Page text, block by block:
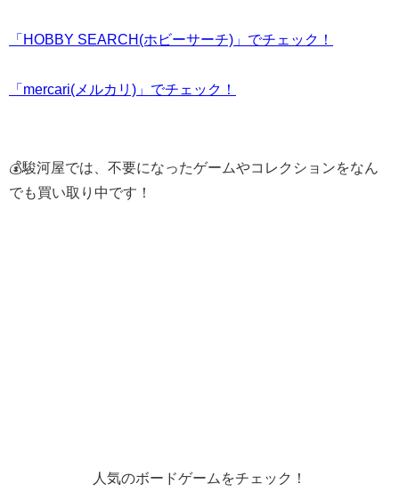
「HOBBY SEARCH(ホビーサーチ)」でチェック！
「mercari(メルカリ)」でチェック！
💰駿河屋では、不要になったゲームやコレクションをなん
でも買い取り中です！
人気のボードゲームをチェック！